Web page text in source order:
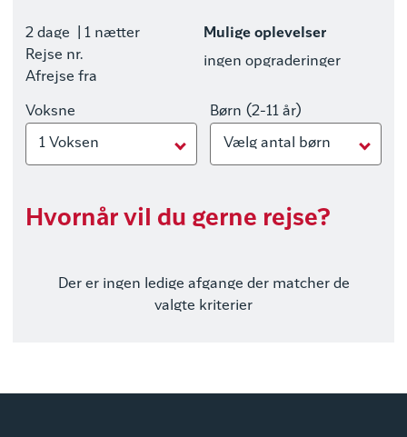
2 dage
| 1 nætter
Rejse nr.
Afrejse fra
Mulige oplevelser
ingen opgraderinger
Voksne
1 Voksen
Børn (2-11 år)
Vælg antal børn
Hvornår vil du gerne rejse?
Der er ingen ledige afgange der matcher de
valgte kriterier